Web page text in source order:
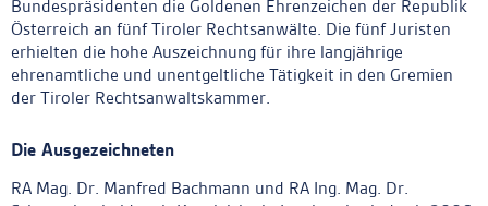
Bundespräsidenten die Goldenen Ehrenzeichen der Republik
Österreich an fünf Tiroler Rechtsanwälte. Die fünf Juristen
erhielten die hohe Auszeichnung für ihre langjährige
ehrenamtliche und unentgeltliche Tätigkeit in den Gremien
der Tiroler Rechtsanwaltskammer.
Die Ausgezeichneten
RA Mag. Dr. Manfred Bachmann und RA Ing. Mag. Dr.